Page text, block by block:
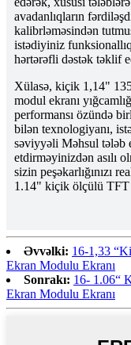
avadanlıqların
kalibrləməsindən
istədiyiniz
hərtərəfli dəstək təklif
Xülasə, kiçik 1,14"
modul ekranı
performansı özündə
bilən texnologiyanı,
səviyyəli Məhsul tələb
etdirməyinizdən asılı
sizin peşəkarlığınızı
1.14" kiçik ölçülü
Əvvəlki: 16-1,33
Ekran Modulu Ekranı
Sonrakı: 16- 1.06“
Ekran Modulu Ekranı